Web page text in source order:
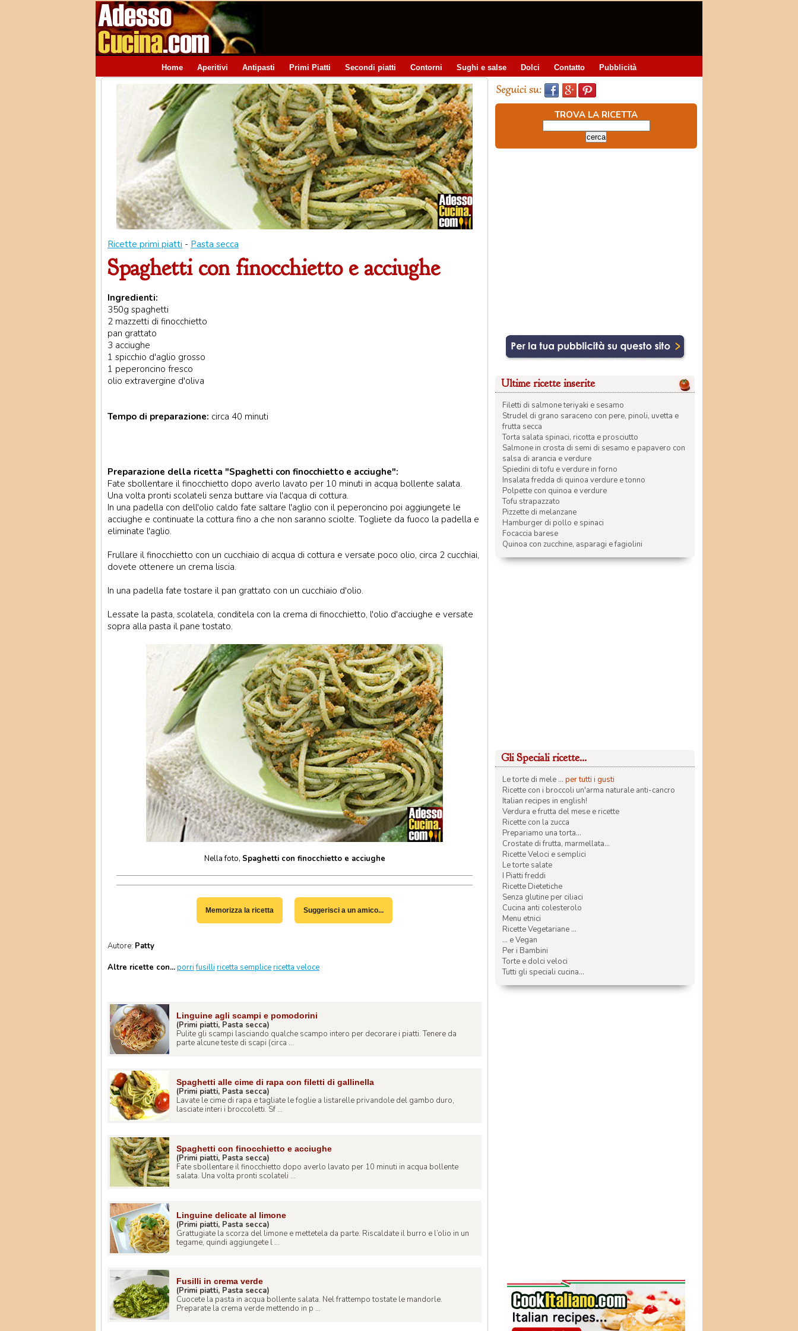
Home Aperitivi Antipasti Primi Piatti Secondi piatti Contorni Sughi e salse Dolci Contatto Pubblicità
Ricette primi piatti - Pasta secca
Spaghetti con finocchietto e acciughe
Ingredienti:
350g spaghetti
2 mazzetti di finocchietto
pan grattato
3 acciughe
1 spicchio d'aglio grosso
1 peperoncino fresco
olio extravergine d'oliva
Tempo di preparazione: circa 40 minuti
Preparazione della ricetta "Spaghetti con finocchietto e acciughe":
Fate sbollentare il finocchietto dopo averlo lavato per 10 minuti in acqua bollente salata.
Una volta pronti scolateli senza buttare via l'acqua di cottura.
In una padella con dell'olio caldo fate saltare l'aglio con il peperoncino poi aggiungete le
acciughe e continuate la cottura fino a che non saranno sciolte. Togliete da fuoco la padella e
eliminate l'aglio.
Frullare il finocchietto con un cucchiaio di acqua di cottura e versate poco olio, circa 2 cucchiai,
dovete ottenere un crema liscia.
In una padella fate tostare il pan grattato con un cucchiaio d'olio.
Lessate la pasta, scolatela, conditela con la crema di finocchietto, l'olio d'acciughe e versate
sopra alla pasta il pane tostato.
Nella foto, Spaghetti con finocchietto e acciughe
Memorizza la ricetta Suggerisci a un amico...
Autore: Patty
Altre ricette con...porri fusilli ricetta semplicericetta veloce
Linguine agli scampi e pomodorini
(Primi piatti, Pasta secca)
Pulite gli scampi lasciando qualche scampo intero per decorare i piatti. Tenere da
parte alcune teste di scapi (circa ...
Spaghetti alle cime di rapa con filetti di gallinella
(Primi piatti, Pasta secca)
Lavate le cime di rapa e tagliate le foglie a listarelle privandole del gambo duro,
lasciate interi i broccoletti. Sf ...
Spaghetti con finocchietto e acciughe
(Primi piatti, Pasta secca)
Fate sbollentare il finocchietto dopo averlo lavato per 10 minuti in acqua bollente
salata. Una volta pronti scolateli ...
Linguine delicate al limone
(Primi piatti, Pasta secca)
Grattugiate la scorza del limone e mettetela da parte. Riscaldate il burro e l’olio in un
tegame, quindi aggiungete l ...
Fusilli in crema verde
(Primi piatti, Pasta secca)
Cuocete la pasta in acqua bollente salata. Nel frattempo tostate le mandorle.
Preparate la crema verde mettendo in p ...
TROVA LA RICETTA
Ultime ricette inserite
Filetti di salmone teriyaki e sesamo
Strudel di grano saraceno con pere, pinoli, uvetta e
frutta secca
Torta salata spinaci, ricotta e prosciutto
Salmone in crosta di semi di sesamo e papavero con
salsa di arancia e verdure
Spiedini di tofu e verdure in forno
Insalata fredda di quinoa verdure e tonno
Polpette con quinoa e verdure
Tofu strapazzato
Pizzette di melanzane
Hamburger di pollo e spinaci
Focaccia barese
Quinoa con zucchine, asparagi e fagiolini
Gli Speciali ricette...
Le torte di mele ... per tutti i gusti
Ricette con i broccoli un'arma naturale anti-cancro
Italian recipes in english!
Verdura e frutta del mese e ricette
Ricette con la zucca
Prepariamo una torta...
Crostate di frutta, marmellata...
Ricette Veloci e semplici
Le torte salate
I Piatti freddi
Ricette Dietetiche
Senza glutine per ciliaci
Cucina anti colesterolo
Menu etnici
Ricette Vegetariane ...
... e Vegan
Per i Bambini
Torte e dolci veloci
Tutti gli speciali cucina...